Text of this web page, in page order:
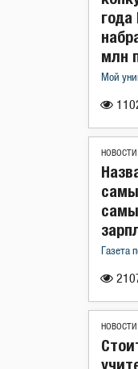
года
млн
Мой
НОВОСТИ
Газета
НОВОСТИ